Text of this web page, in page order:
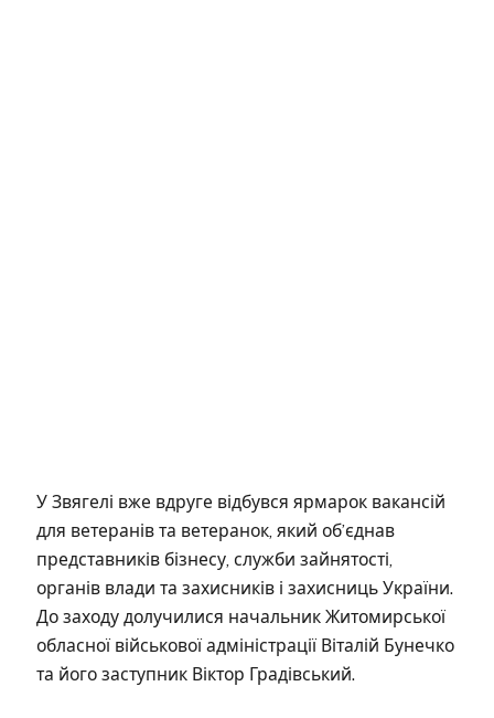
У Звягелі вже вдруге відбувся ярмарок вакансій
для ветеранів та ветеранок, який об’єднав
представників бізнесу, служби зайнятості,
органів влади та захисників і захисниць України.
До заходу долучилися начальник Житомирської
обласної військової адміністрації Віталій Бунечко
та його заступник Віктор Градівський.